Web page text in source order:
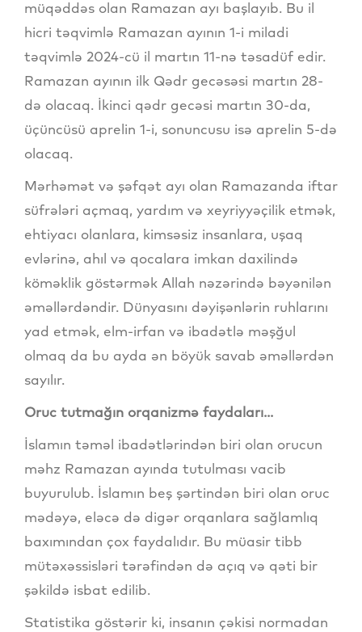
müqəddəs olan Ramazan ayı başlayıb. Bu il
hicri təqvimlə Ramazan ayının 1-i miladi
təqvimlə 2024-cü il martın 11-nə təsadüf edir.
Ramazan ayının ilk Qədr gecəsəsi martın 28-
də olacaq. İkinci qədr gecəsi martın 30-da,
üçüncüsü aprelin 1-i, sonuncusu isə aprelin 5-də
olacaq.
Mərhəmət və şəfqət ayı olan Ramazanda iftar
süfrələri açmaq, yardım və xeyriyyəçilik etmək,
ehtiyacı olanlara, kimsəsiz insanlara, uşaq
evlərinə, ahıl və qocalara imkan daxilində
köməklik göstərmək Allah nəzərində bəyənilən
əməllərdəndir. Dünyasını dəyişənlərin ruhlarını
yad etmək, elm-irfan və ibadətlə məşğul
olmaq da bu ayda ən böyük savab əməllərdən
sayılır.
Oruc tutmağın orqanizmə faydaları...
İslamın təməl ibadətlərindən biri olan orucun
məhz Ramazan ayında tutulması vacib
buyurulub. İslamın beş şərtindən biri olan oruc
mədəyə, eləcə də digər orqanlara sağlamlıq
baxımından çox faydalıdır. Bu müasir tibb
mütəxəssisləri tərəfindən də açıq və qəti bir
şəkildə isbat edilib.
Statistika göstərir ki, insanın çəkisi normadan